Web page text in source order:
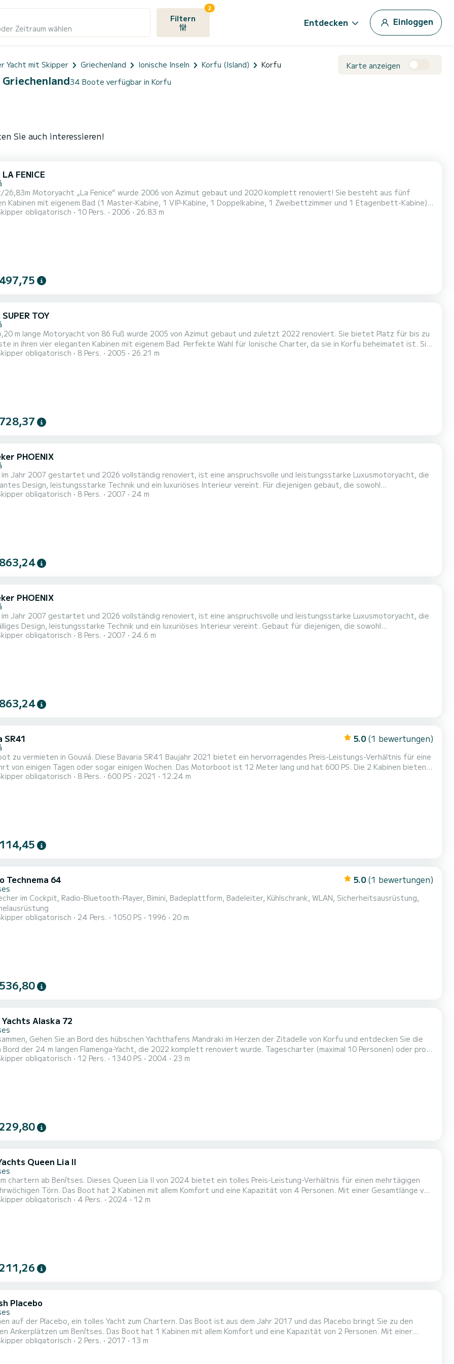
Zeitraum wählen
Filtern
2
Entdecken Einloggen
Yacht mit Skipper Griechenland Ionische Inseln Korfu (Island) Korfu Karte anzeigen
34 Boote verfügbar in Korfu
Sie auch interessieren!
FENICE
Motoryacht „La Fenice“ wurde 2006 von Azimut gebaut und 2020 komplett renoviert! Sie besteht aus fünf
Kabinen mit eigenem Bad (1 Master-Kabine, 1 VIP-Kabine, 1 Doppelkabine, 1 Zweibettzimmer und 1 Etagenbett-Kabine)
Platz für insgesamt bis zu zehn Gäste in absolutem Komfort. Sie besticht durch Eleganz, Raum, Wendigkeit und Licht,
obligatorisch 10 Pers. 2006 26.83 m
TOY
m lange Motoryacht von 86 Fuß wurde 2005 von Azimut gebaut und zuletzt 2022 renoviert. Sie bietet Platz für bis zu
in ihren vier eleganten Kabinen mit eigenem Bad. Perfekte Wahl für Ionische Charter, da sie in Korfu beheimatet ist. Sie
Vielzahl von Wasserspielzeugen, darunter Tender ZODIAC PROJET 350, Seabob, Wasserski für Erwachsene,
obligatorisch 8 Pers. 2005 26.21 m
PHOENIX
im Jahr 2007 gestartet und 2026 vollständig renoviert, ist eine anspruchsvolle und leistungsstarke Luxusmotoryacht, die
Design, leistungsstarke Technik und ein luxuriöses Interieur vereint. Für diejenigen gebaut, die sowohl
als auch Eleganz schätzen, bietet Phoenix ein aufregendes Fahrerlebnis, während ultimativen Komfort und Stil für
obligatorisch 8 Pers. 2007 24 m
PHOENIX
im Jahr 2007 gestartet und 2026 vollständig renoviert, ist eine anspruchsvolle und leistungsstarke Luxusmotoryacht, die
Design, leistungsstarke Technik und ein luxuriöses Interieur vereint. Gebaut für diejenigen, die sowohl
als auch Eleganz schätzen, bietet Phoenix ein aufregendes Kreuzfahrterlebnis und ultimativen Komfort und Stil
obligatorisch 8 Pers. 2007 24.6 m
SR41 5.0 (1 bewertungen)
zu vermieten in Gouviá. Diese Bavaria SR41 Baujahr 2021 bietet ein hervorragendes Preis-Leistungs-Verhältnis für eine
von einigen Tagen oder sogar einigen Wochen. Das Motorboot ist 12 Meter lang und hat 600 PS. Die 2 Kabinen bieten
Passagiere während der Kreuzfahrt. Diese Bavaria SR41 ist mit 2 Toiletten mit Dusche ausgestattet. Es verfügt über
obligatorisch 8 Pers. 600 PS 2021 12.24 m
Technema 64 5.0 (1 bewertungen)
im Cockpit, Radio-Bluetooth-Player, Bimini, Badeplattform, Badeleiter, Kühlschrank, WLAN, Sicherheitsausrüstung,
obligatorisch 24 Pers. 1050 PS 1996 20 m
Alaska 72
im Herzen der Zitadelle von Korfu und entdecken Sie die
der 24 m langen Flamenga-Yacht, die 2022 komplett renoviert wurde. Tagescharter (maximal 10 Personen) oder pro
Personen) HS (Hochsaison) - BS (Nebensaison*): 1) 8-Stunden-Tag: 3.600 € HS – 2.800 € BS 2) Sonnenuntergang
obligatorisch 12 Pers. 1340 PS 2004 23 m
Queen Lia II
chartern ab Benítses. Dieses Queen Lia II von 2024 bietet ein tolles Preis-Leistung-Verhältnis für einen mehrtägigen
mit allem Komfort und eine Kapazität von 4 Personen. Mit einer Gesamtlänge von
wird es Ihr perfekter Begleiter sein, um einen einzigartigen Urlaub auf dem Wasser in der Umgebung von Benítses zu
obligatorisch 4 Pers. 2024 12 m
Placebo
auf der Placebo, ein tolles Yacht zum Chartern. Das Boot ist aus dem Jahr 2017 und das Placebo bringt Sie zu den
Das Boot hat 1 Kabinen mit allem Komfort und eine Kapazität von 2 Personen. Mit einer
von 13 Metern wird es Ihr perfekter Begleiter sein, um einen einzigartigen Urlaub auf dem Wasser in der Umgebung
obligatorisch 2 Pers. 2017 13 m